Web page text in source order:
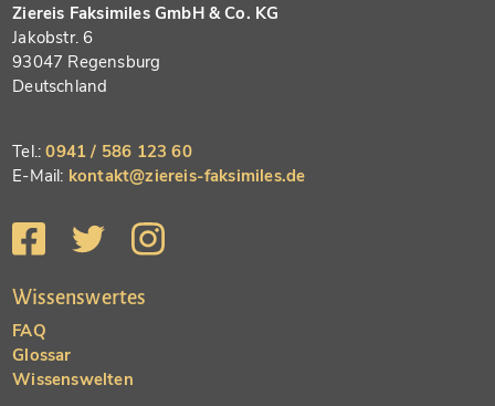
Ziereis Faksimiles GmbH & Co. KG
Jakobstr. 6
93047 Regensburg
Deutschland
Tel.:0941 / 586 123 60
E-Mail: kontakt@ziereis-faksimiles.de
Wissenswertes
FAQ
Glossar
Wissenswelten